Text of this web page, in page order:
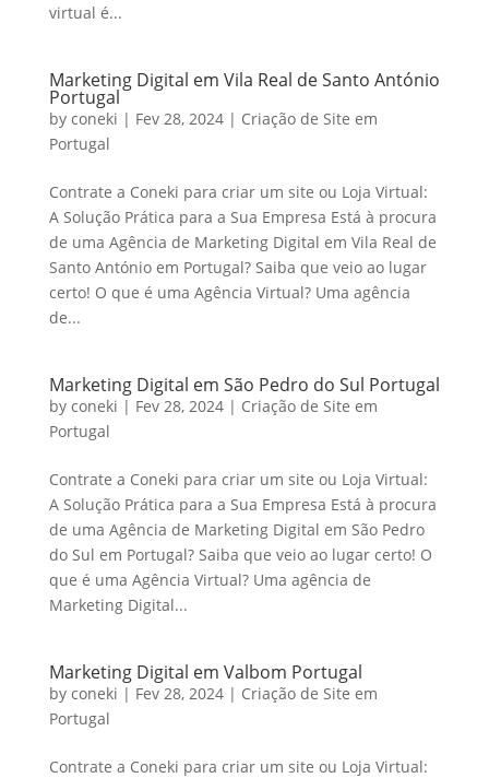
virtual é...
Marketing Digital em Vila Real de Santo António
Portugal
by coneki | Fev 28, 2024| Criação de Site em
Portugal
Contrate a Coneki para criar um site ou Loja Virtual:
A Solução Prática para a Sua Empresa Está à procura
de uma Agência de Marketing Digital em Vila Real de
Santo António em Portugal? Saiba que veio ao lugar
certo! O que é uma Agência Virtual? Uma agência
de...
Marketing Digital em São Pedro do Sul Portugal
by coneki | Fev 28, 2024| Criação de Site em
Portugal
Contrate a Coneki para criar um site ou Loja Virtual:
A Solução Prática para a Sua Empresa Está à procura
de uma Agência de Marketing Digital em São Pedro
do Sul em Portugal? Saiba que veio ao lugar certo! O
que é uma Agência Virtual? Uma agência de
Marketing Digital...
Marketing Digital em Valbom Portugal
by coneki | Fev 28, 2024| Criação de Site em
Portugal
Contrate a Coneki para criar um site ou Loja Virtual: